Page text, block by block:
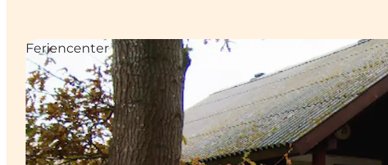
Feriencenter